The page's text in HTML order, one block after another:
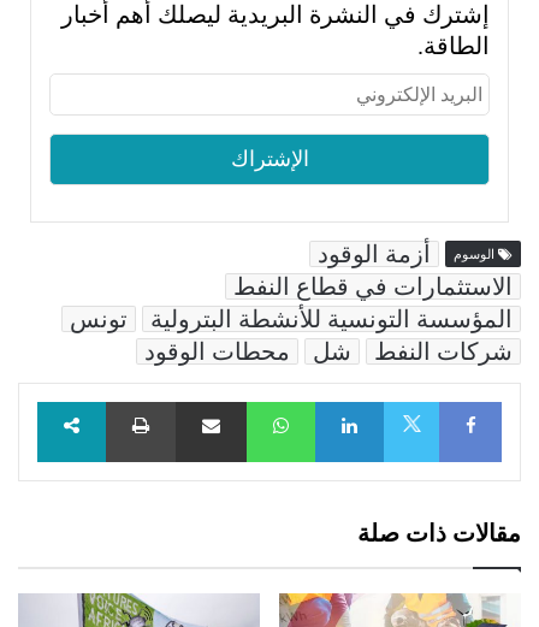
إشترك في النشرة البريدية ليصلك أهم أخبار
الطاقة.
الوسوم
أزمة الوقود
الاستثمارات في قطاع النفط
المؤسسة التونسية للأنشطة البترولية
تونس
شركات النفط
شل محطات الوقود
Facebook
LinkedIn
WhatsAppمشاركة عبر البريد طباعة
مقالات ذات صلة